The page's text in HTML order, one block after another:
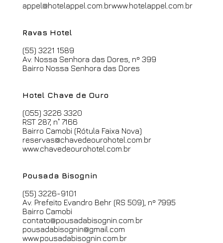
appel@hotelappel.com.brwww.hotelappel.com.br
Ravas Hotel
(55) 3221 1589
Av. Nossa Senhora das Dores, nº 399
Bairro Nossa Senhora das Dores
Hotel Chave de Ouro
(055) 3226 3320
RST 287, n˚ 7166
Bairro Camobi (Rótula Faixa Nova)
reservas@chavedeourohotel.com.br
www.chavedeourohotel.com.br
Pousada Bisognin
(55) 3226-9101
Av. Prefeito Evandro Behr (RS 509), nº 7995
Bairro Camobi
contato@pousadabisognin.com.br
pousadabisognin@gmail.com
www.pousadabisognin.com.br